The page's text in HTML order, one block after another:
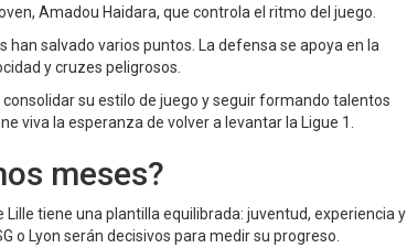
Amadou Haidara, que controla el ritmo del juego.
salvado varios puntos. La defensa se apoya en la
y cruzes peligrosos.
su estilo de juego y seguir formando talentos
viva la esperanza de volver a levantar la Ligue 1.
meses?
tiene una plantilla equilibrada: juventud, experiencia y
o Lyon serán decisivos para medir su progreso.